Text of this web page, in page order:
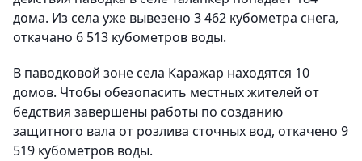
дома. Из села уже вывезено 3 462 кубометра снега,
откачано 6 513 кубометров воды.
В паводковой зоне села Каражар находятся 10
домов. Чтобы обезопасить местных жителей от
бедствия завершены работы по созданию
защитного вала от розлива сточных вод, откачено 9
519 кубометров воды.